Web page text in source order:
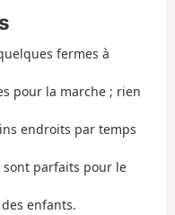
fermes à
pour la marche ; rien
endroits par temps
parfaits pour le
enfants.